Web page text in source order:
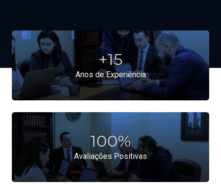
Anos de Experiência
+15
Avaliações Positivas
100%